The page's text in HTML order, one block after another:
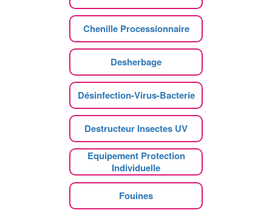
Chenille Processionnaire
Desherbage
Désinfection-Virus-Bacterie
Destructeur Insectes UV
Equipement Protection
Individuelle
Fouines